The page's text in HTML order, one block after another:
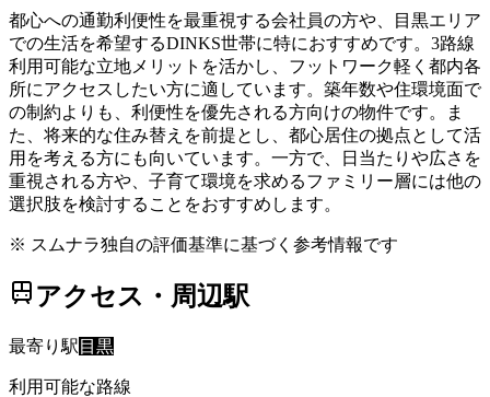
都心への通勤利便性を最重視する会社員の方や、目黒エリア
での生活を希望するDINKS世帯に特におすすめです。3路線
利用可能な立地メリットを活かし、フットワーク軽く都内各
所にアクセスしたい方に適しています。築年数や住環境面で
の制約よりも、利便性を優先される方向けの物件です。ま
た、将来的な住み替えを前提とし、都心居住の拠点として活
用を考える方にも向いています。一方で、日当たりや広さを
重視される方や、子育て環境を求めるファミリー層には他の
選択肢を検討することをおすすめします。
※ スムナラ独自の評価基準に基づく参考情報です
アクセス・周辺駅
最寄り駅 目黒
利用可能な路線